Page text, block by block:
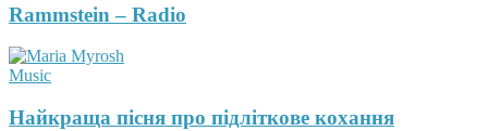
Rammstein – Radio
Music
Найкраща пісня про підліткове кохання